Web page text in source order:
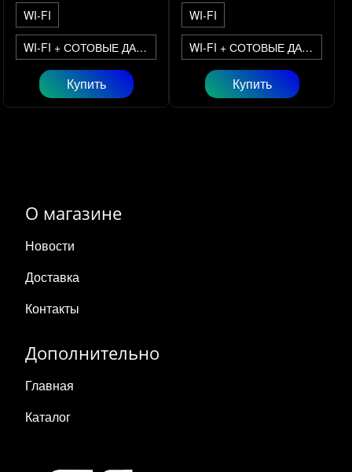
WI-FI
WI-FI + СОТОВЫЕ ДАННЫЕ
Купить
WI-FI
WI-FI + СОТОВЫЕ ДАННЫЕ
Купить
О магазине
Новости
Доставка
Контакты
Дополнительно
Главная
Каталог